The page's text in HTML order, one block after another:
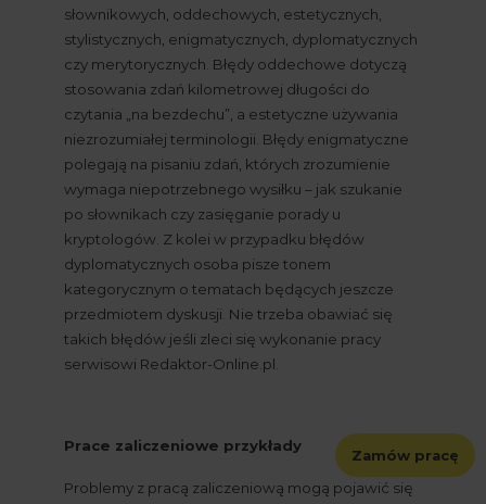
słownikowych, oddechowych, estetycznych,
stylistycznych, enigmatycznych, dyplomatycznych
czy merytorycznych. Błędy oddechowe dotyczą
stosowania zdań kilometrowej długości do
czytania „na bezdechu”, a estetyczne używania
niezrozumiałej terminologii. Błędy enigmatyczne
polegają na pisaniu zdań, których zrozumienie
wymaga niepotrzebnego wysiłku – jak szukanie
po słownikach czy zasięganie porady u
kryptologów. Z kolei w przypadku błędów
dyplomatycznych osoba pisze tonem
kategorycznym o tematach będących jeszcze
przedmiotem dyskusji. Nie trzeba obawiać się
takich błędów jeśli zleci się wykonanie pracy
serwisowi Redaktor-Online.pl.
Prace zaliczeniowe przykłady
Problemy z pracą zaliczeniową mogą pojawić się
Zamów pracę